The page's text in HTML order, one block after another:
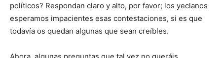
políticos? Respondan claro y alto, por favor; los yeclanos
esperamos impacientes esas contestaciones, si es que
todavía os quedan algunas que sean creíbles.